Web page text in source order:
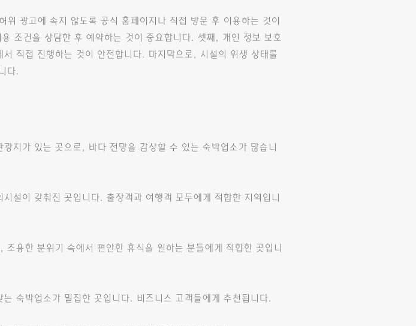
광고에 속지 않도록 공식 홈페이지나 직접 방문 후 이용하는 것이
조건을 상담한 후 예약하는 것이 중요합니다. 셋째, 개인 정보 보호
직접 진행하는 것이 안전합니다. 마지막으로, 시설의 위생 상태를
다.
지가 있는 곳으로, 바다 전망을 감상할 수 있는 숙박업소가 많습니
설이 갖춰진 곳입니다. 출장객과 여행객 모두에게 적합한 지역입니
용한 분위기 속에서 편안한 휴식을 원하는 분들에게 적합한 곳입니
숙박업소가 밀집한 곳입니다. 비즈니스 고객들에게 추천됩니다.